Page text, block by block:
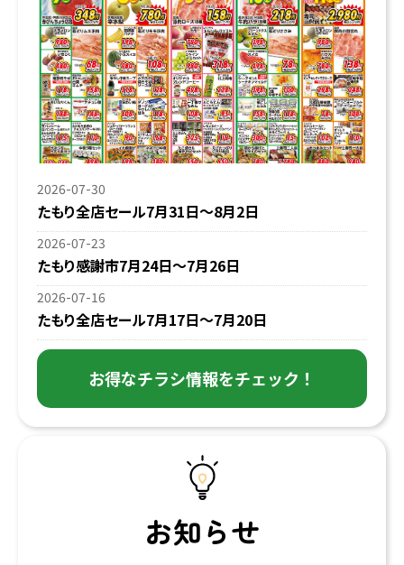
2026-07-30
たもり全店セール7月31日〜8月2日
2026-07-23
たもり感謝市7月24日〜7月26日
2026-07-16
たもり全店セール7月17日〜7月20日
お得なチラシ情報をチェック！
お知らせ